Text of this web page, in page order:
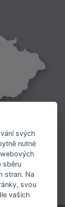
svých
nutné
sběru
stran. Na
svou
vašich